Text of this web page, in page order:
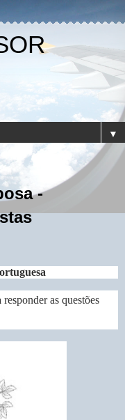
▼
-
as questões